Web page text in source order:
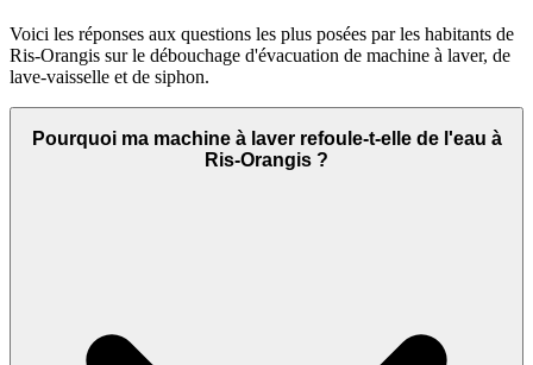
Voici les réponses aux questions les plus posées par les habitants de
Ris-Orangis sur le débouchage d'évacuation de machine à laver, de
lave-vaisselle et de siphon.
Pourquoi ma machine à laver refoule-t-elle de l'eau à
Ris-Orangis ?